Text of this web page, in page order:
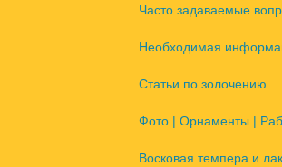
Часто задаваемые
Необходимая
Статьи по золочению
Фото | Орнаменты |
Восковая темпера и лак